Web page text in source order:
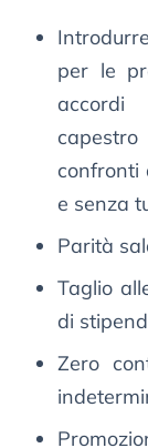
per le
accordi
confronti
e senza
Parità
Taglio
di
Zero